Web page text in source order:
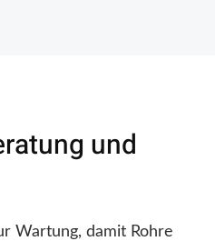
und
Wartung, damit Rohre